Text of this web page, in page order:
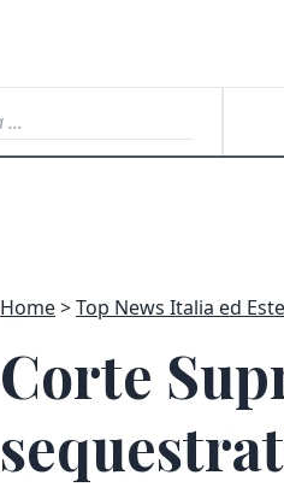
Home Top News Italia ed
Corte